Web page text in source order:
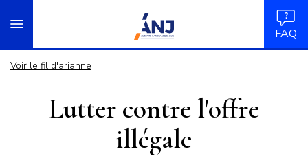
au
accueil
FAQ
Voir le fil d'arianne
Lutter contre l'offre
illégale